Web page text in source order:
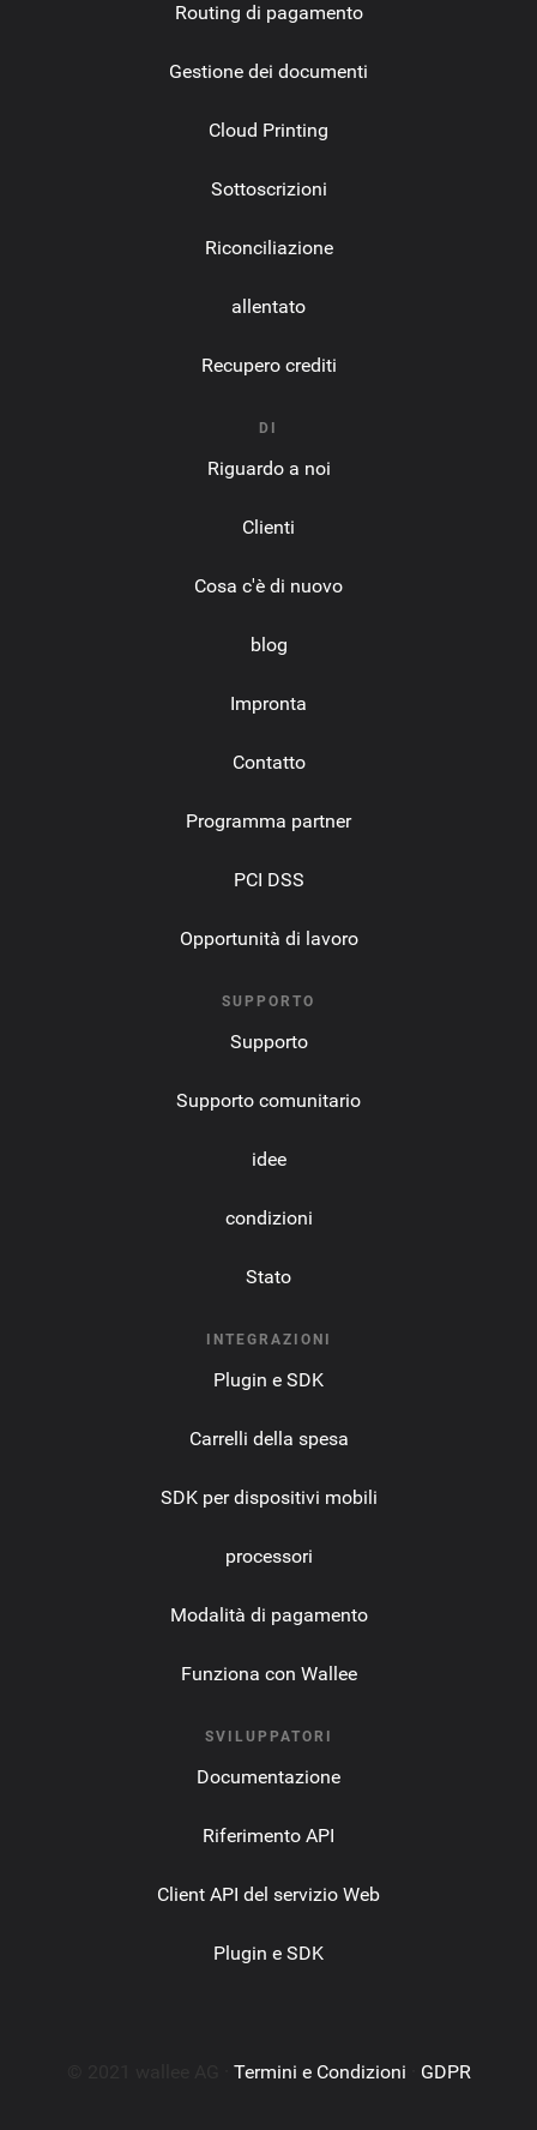
Routing di pagamento
Gestione dei documenti
Cloud Printing
Sottoscrizioni
Riconciliazione
allentato
Recupero crediti
DI
Riguardo a noi
Clienti
Cosa c'è di nuovo
blog
Impronta
Contatto
Programma partner
PCI DSS
Opportunità di lavoro
SUPPORTO
Supporto
Supporto comunitario
idee
condizioni
Stato
INTEGRAZIONI
Plugin e SDK
Carrelli della spesa
SDK per dispositivi mobili
processori
Modalità di pagamento
Funziona con Wallee
SVILUPPATORI
Documentazione
Riferimento API
Client API del servizio Web
Plugin e SDK
Termini e Condizioni GDPR